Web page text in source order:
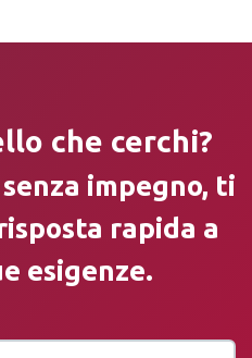
che cerchi?
impegno, ti
rapida a
esigenze.